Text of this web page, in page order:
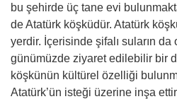
bu şehirde üç tane evi
de Atatürk köşküdür. Atatürk
yerdir. İçerisinde şifalı suların
günümüzde ziyaret edilebilir bir
köşkünün kültürel özelliği
Atatürk’ün isteği üzerine inşa